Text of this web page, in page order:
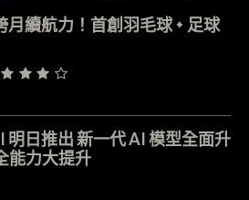
續航力！首創羽毛球 + 足球
明日推出 新一代 AI 模型全面升
能力大提升